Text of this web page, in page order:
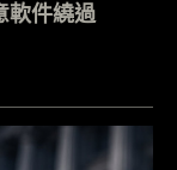
件繞過